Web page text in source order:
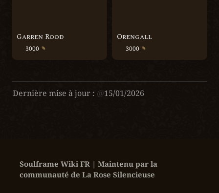
Garren Rood
3000
Orengall
3000
Dernière mise à jour : @15/01/2026
Soulframe Wiki FR | Maintenu par la
communauté de La Rose Silencieuse